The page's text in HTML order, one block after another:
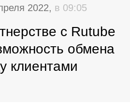
2022, в 09:05
с Rutube
обмена
клиентами